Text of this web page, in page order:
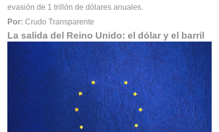
evasión de 1 trillón de dólares anuales.
Por: Crudo Transparente
La salida del Reino Unido: el dólar y el barril